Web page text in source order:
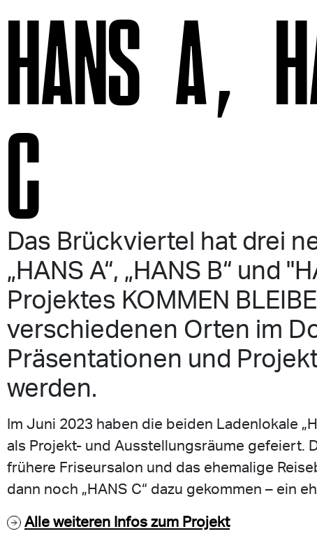
HANS A,
C
Das Brückviertel hat drei
„HANS A“, „HANS B“ und
Projektes KOMMEN
verschiedenen Orten im
Präsentationen und
werden.
Im Juni 2023 haben die beiden Ladenlokale
als Projekt- und Ausstellungsräume gefeiert.
frühere Friseursalon und das ehemalige
dann noch „HANS C“ dazu gekommen – ein
Alle weiteren Infos zum Projekt